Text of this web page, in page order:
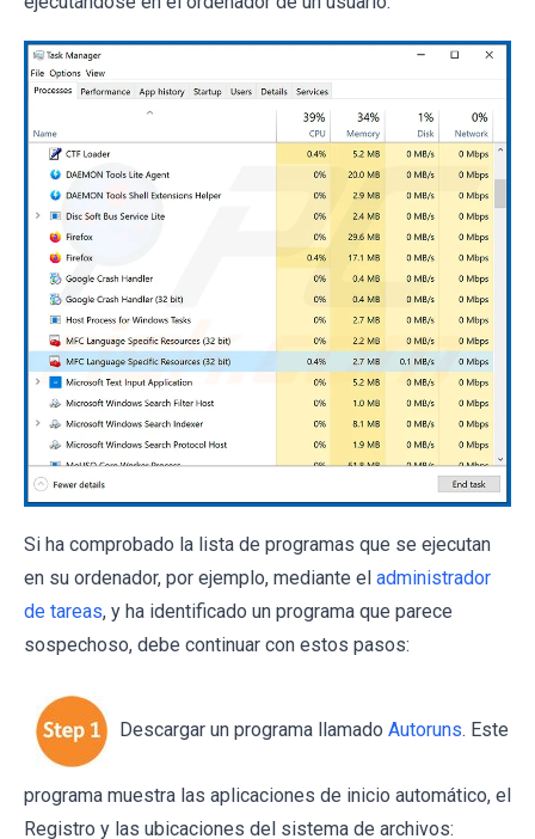
Si ha comprobado la lista de programas que se ejecutan
en su ordenador, por ejemplo, mediante el administrador
de tareas, y ha identificado un programa que parece
sospechoso, debe continuar con estos pasos:
Descargar un programa llamado Autoruns. Este
programa muestra las aplicaciones de inicio automático, el
Registro y las ubicaciones del sistema de archivos: